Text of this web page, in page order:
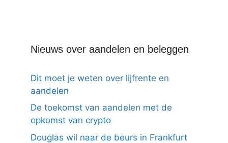
Nieuws over aandelen en beleggen
Dit moet je weten over lijfrente en
aandelen
De toekomst van aandelen met de
opkomst van crypto
Douglas wil naar de beurs in Frankfurt